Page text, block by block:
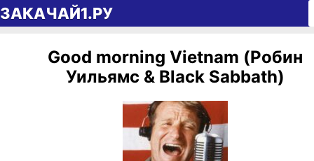
Перейти к содержимому
ЗАКАЧАЙ1.РУ
Good morning Vietnam (Робин
Уильямс & Black Sabbath)